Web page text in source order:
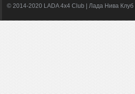
© 2014-2020 LADA 4x4 Club | Лада Нива Клуб |